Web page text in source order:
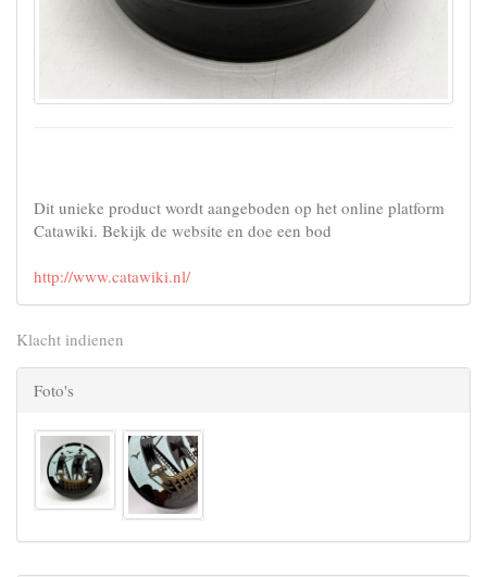
Dit unieke product wordt aangeboden op het online platform
Catawiki. Bekijk de website en doe een bod
http://www.catawiki.nl/
Klacht indienen
Foto's